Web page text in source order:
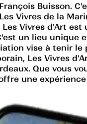
Buisson.
Vivres de la
Vivres d'Art
un lieu unique
vise à tenir
Les Vivres
Que vous
une